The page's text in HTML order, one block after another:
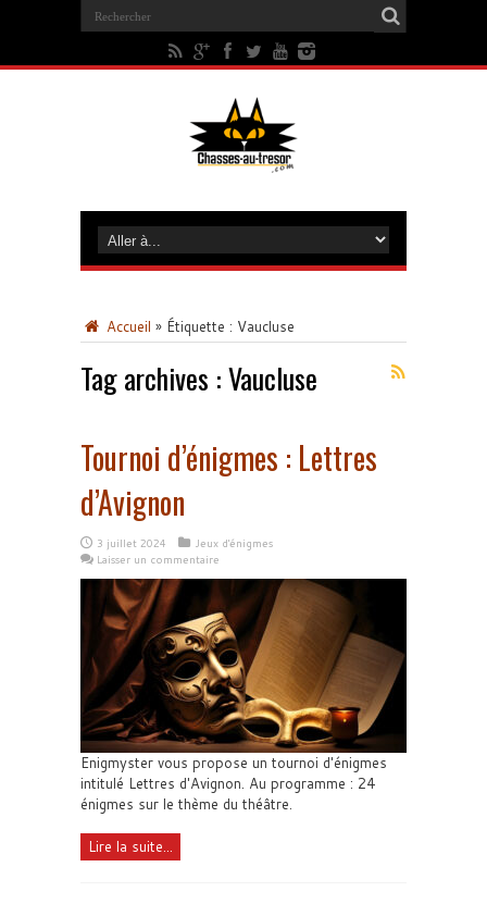
Accueil » Étiquette : Vaucluse
Tag archives :Vaucluse
Tournoi d’énigmes : Lettres
d’Avignon
3 juillet 2024
Jeux d'énigmes
Laisser un commentaire
Enigmyster vous propose un tournoi d'énigmes
intitulé Lettres d'Avignon. Au programme : 24
énigmes sur le thème du théâtre.
Lire la suite...